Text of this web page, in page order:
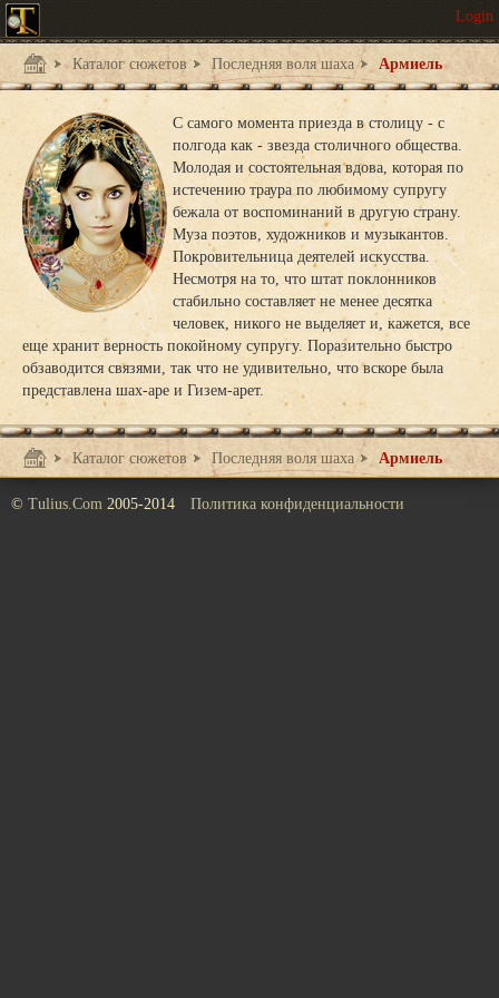
Каталог сюжетов Последняя воля шаха Армиель
С самого момента приезда в столицу - с
полгода как - звезда столичного общества.
Молодая и состоятельная вдова, которая по
истечению траура по любимому супругу
бежала от воспоминаний в другую страну.
Муза поэтов, художников и музыкантов.
Покровительница деятелей искусства.
Несмотря на то, что штат поклонников
стабильно составляет не менее десятка
человек, никого не выделяет и, кажется, все
еще хранит верность покойному супругу. Поразительно быстро
обзаводится связями, так что не удивительно, что вскоре была
представлена шах-аре и Гизем-арет.
Каталог сюжетов Последняя воля шаха Армиель
© Tulius.Com 2005-2014 Политика конфиденциальности